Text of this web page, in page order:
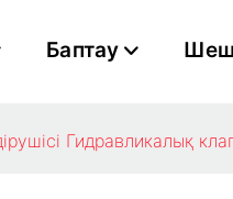
Баптау
Гидравликалық